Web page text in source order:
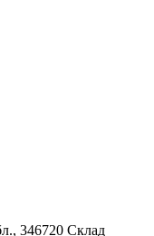
346720 Склад